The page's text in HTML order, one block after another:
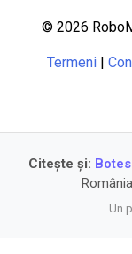
© 2026
Termeni|
Citește și:
Un